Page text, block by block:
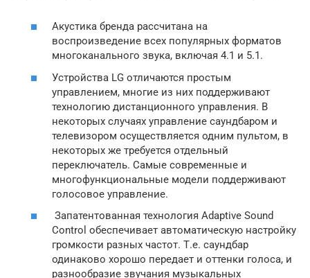
Акустика бренда рассчитана на
воспроизведение всех популярных форматов
многоканального звука, включая 4.1 и 5.1.
Устройства LG отличаются простым
управлением, многие из них поддерживают
технологию дистанционного управления. В
некоторых случаях управление саундбаром и
телевизором осуществляется одним пультом, в
некоторых же требуется отдельный
переключатель. Самые современные и
многофункциональные модели поддерживают
голосовое управление.
Запатентованная технология Adaptive Sound
Control обеспечивает автоматическую настройку
громкости разных частот. Т.е. саундбар
одинаково хорошо передает и оттенки голоса, и
разнообразие звучания музыкальных